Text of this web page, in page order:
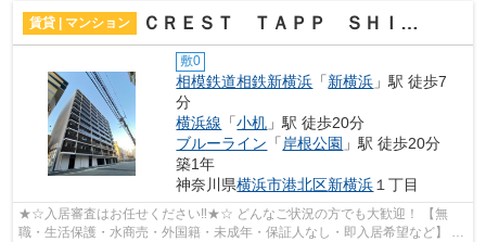
賃貸 | マンション ＣＲＥＳＴ ＴＡＰＰ ＳＨＩＮ ＹＯＫＯＨＡＭＡ
敷0
相模鉄道相鉄新横浜 「新横浜 」駅 徒歩7
分
横浜線 「小机 」駅 徒歩20分
ブルーライン 「 岸根公園 」駅 徒歩20分
築1年
神奈川県横浜市港北区新横浜 １丁目
★☆入居審査はお任せください‼★☆ どんなご状況の方でも大歓迎！ 【無
職・生活保護・水商売・外国籍・未成年・保証人なし・即入居希望など】 ネ